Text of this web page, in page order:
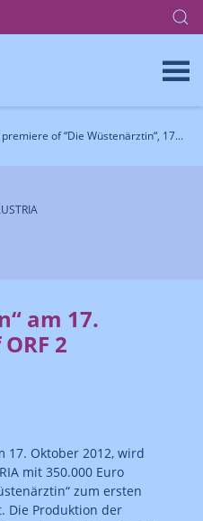
of “Die Wüstenärztin“, 17...
am 17.
2
17. Oktober 2012, wird
mit 350.000 Euro
zum ersten
Die Produktion der